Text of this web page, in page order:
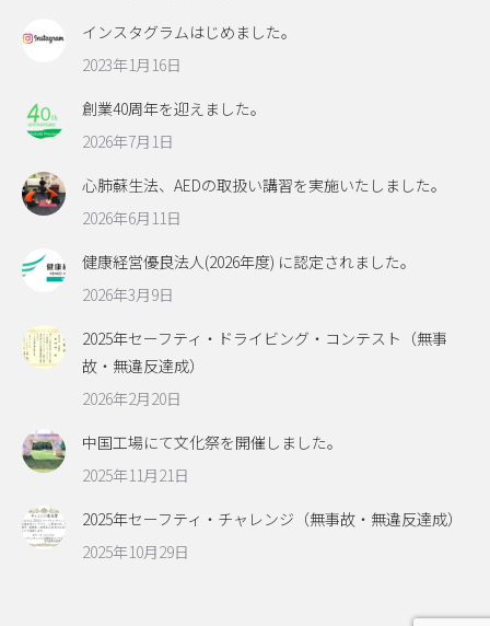
インスタグラムはじめました。
2023年1月16日
創業40周年を迎えました。
2026年7月1日
心肺蘇生法、AEDの取扱い講習を実施いたしました。
2026年6月11日
健康経営優良法人(2026年度) に認定されました。
2026年3月9日
2025年セーフティ・ドライビング・コンテスト（無事
故・無違反達成）
2026年2月20日
中国工場にて文化祭を開催しました。
2025年11月21日
2025年セーフティ・チャレンジ（無事故・無違反達成）
2025年10月29日